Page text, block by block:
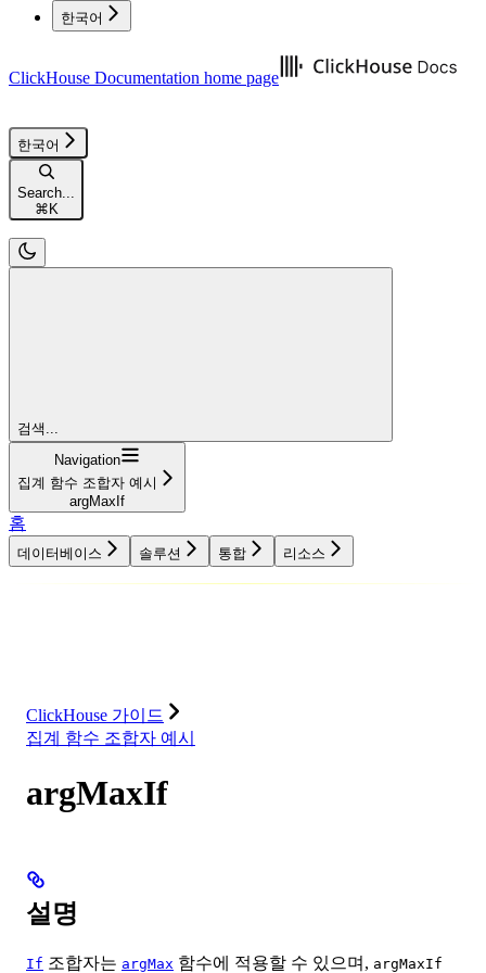
한국어
ClickHouse Documentation home page
한국어
Search...
⌘ K
검색...
Navigation
집계 함수 조합자 예시
argMaxIf
홈
데이터베이스 솔루션 통합 리소스
ClickHouse 가이드
집계 함수 조합자 예시
argMaxIf
설명
If 조합자는 argMax 함수에 적용할 수 있으며, argMaxIf